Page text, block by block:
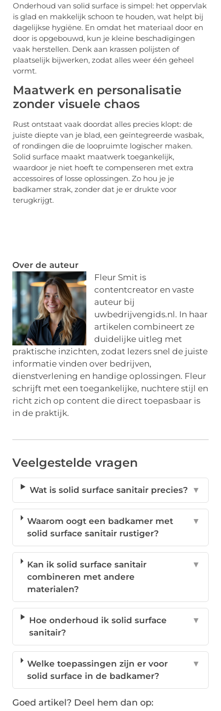
Onderhoud van solid surface is simpel: het oppervlak
is glad en makkelijk schoon te houden, wat helpt bij
dagelijkse hygiëne. En omdat het materiaal door en
door is opgebouwd, kun je kleine beschadigingen
vaak herstellen. Denk aan krassen polijsten of
plaatselijk bijwerken, zodat alles weer één geheel
vormt.
Maatwerk en personalisatie
zonder visuele chaos
Rust ontstaat vaak doordat alles precies klopt: de
juiste diepte van je blad, een geïntegreerde wasbak,
of rondingen die de loopruimte logischer maken.
Solid surface maakt maatwerk toegankelijk,
waardoor je niet hoeft te compenseren met extra
accessoires of losse oplossingen. Zo hou je je
badkamer strak, zonder dat je er drukte voor
terugkrijgt.
Over de auteur
Fleur Smit is
contentcreator en vaste
auteur bij
uwbedrijvengids.nl. In haar
artikelen combineert ze
duidelijke uitleg met
praktische inzichten, zodat lezers snel de juiste
informatie vinden over bedrijven,
dienstverlening en handige oplossingen. Fleur
schrijft met een toegankelijke, nuchtere stijl en
richt zich op content die direct toepasbaar is
in de praktijk.
Veelgestelde vragen
Wat is solid surface sanitair precies? ▼
Waarom oogt een badkamer met
solid surface sanitair rustiger?
▼
Kan ik solid surface sanitair
combineren met andere
materialen?
▼
Hoe onderhoud ik solid surface
sanitair?
▼
Welke toepassingen zijn er voor
solid surface in de badkamer?
▼
Goed artikel? Deel hem dan op: